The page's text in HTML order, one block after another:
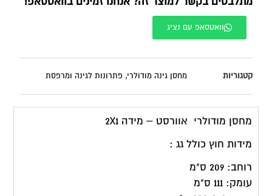
וואטסאפ עם נציג
קטגוריות מחסן גינה מודולרי, פתרונות לגינה ומרפסת
מחסן מודולרי אוורסט – מידה 2X1
מידות חוץ כולל גג :
רוחב: 209 ס"מ
עומק: 111 ס"מ